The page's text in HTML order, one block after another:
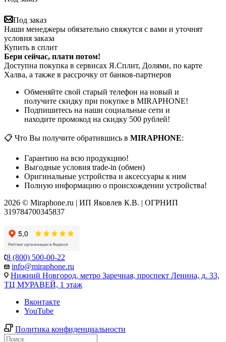
Под заказ
Наши менеджеры обязательно свяжутся с вами и уточнят
условия заказа
Купить в сплит
Бери сейчас, плати потом!
Доступна покупка в сервисах Я.Сплит, Долями, по карте
Халва, а также в рассрочку от банков-партнеров
Обменяйте свой старый телефон на новый и
получите скидку при покупке в MIRAPHONE!
Подпишитесь на наши социальные сети и
находите промокод на скидку 500 рублей!
📋 Что Вы получите обратившись в MIRAPHONE:
Гарантию на всю продукцию!
Выгодные условия trade-in (обмен)
Оригинальные устройства и аксессуары к ним
Полную информацию о происхождении устройства!
2026 © Miraphone.ru | ИП Яковлев К.В. | ОГРНИП
319784700345837
8 (800) 500-00-22
info@miraphone.ru
Нижний Новгород, метро Заречная, проспект Ленина, д. 33,
ТЦ МУРАВЕЙ, 1 этаж
Вконтакте
YouTube
Политика конфиденциальности